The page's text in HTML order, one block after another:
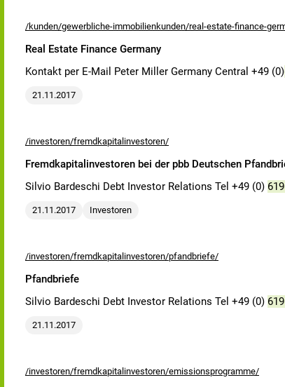
/kunden/gewerbliche-immobilienkunden/real-estate-finance-
Real Estate Finance Germany
Kontakt per E-Mail Peter Miller Germany Central +49 (0)
21.11.2017
/investoren/fremdkapitalinvestoren/
Fremdkapitalinvestoren bei der pbb Deutschen
Silvio Bardeschi Debt Investor Relations Tel +49 (0)
21.11.2017 Investoren
/investoren/fremdkapitalinvestoren/pfandbriefe/
Pfandbriefe
Silvio Bardeschi Debt Investor Relations Tel +49 (0)
21.11.2017
/investoren/fremdkapitalinvestoren/emissionsprogramme/